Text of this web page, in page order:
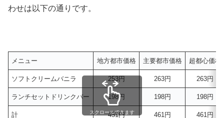
わせは以下の通りです。
メニュー 地方都市価格 主要都市価格 超都心価格
ソフトクリームバニラ 253円 263円 263円
ランチセットドリンクバー 198円 198円 198円
計 451円 461円 461円
スクロールできます